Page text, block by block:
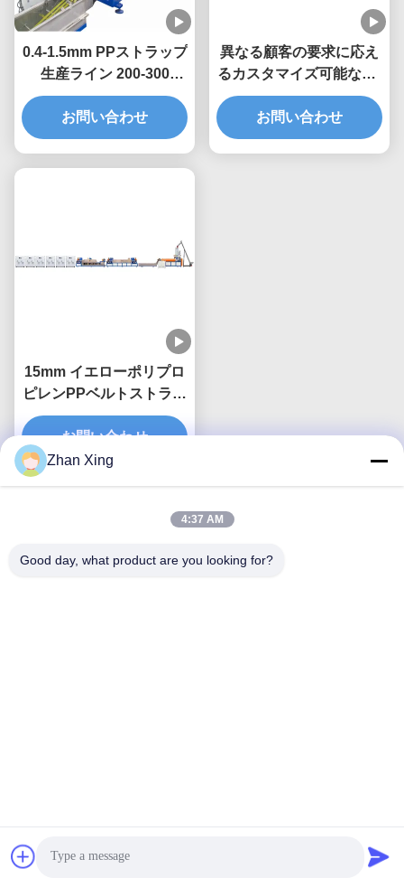
0.4-1.5mm PPストラップ
生産ライン 200-300
KG/H 5-19mm シングル
スクリュー
お問い合わせ
異なる顧客の要求に応え
るカスタマイズ可能なPP
ストラップ生産ライン
お問い合わせ
15mm イエローポリプロ
ピレンPPベルトストラッ
パーマシン シングルスク
リュー
お問い合わせ
送信
住所
Zhan Xing
4:37 AM
Good day, what product are you looking for?